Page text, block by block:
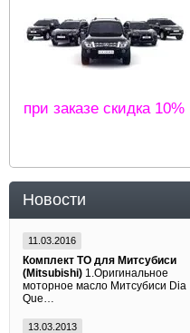
при заказе скидка 10%
Новости
11.03.2016
Комплект ТО для Митсубиси
(Mitsubishi) 1.Оригинальное
моторное масло Митсубиси Dia
Que…
13.03.2013